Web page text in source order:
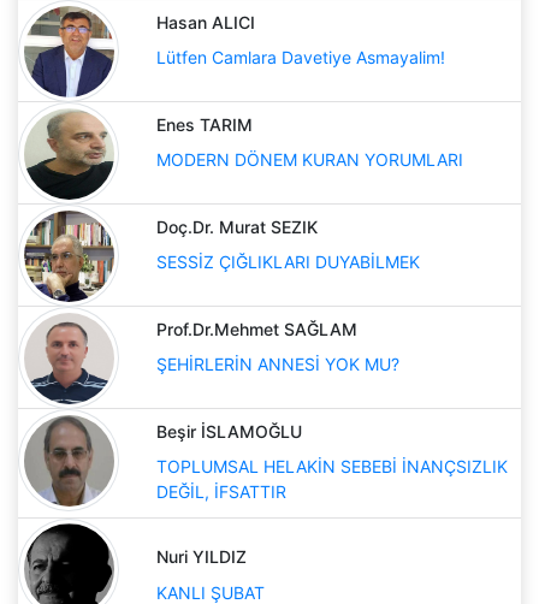
Hasan ALICI
Lütfen Camlara Davetiye Asmayalim!
Enes TARIM
MODERN DÖNEM KURAN YORUMLARI
Doç.Dr. Murat SEZIK
SESSİZ ÇIĞLIKLARI DUYABİLMEK
Prof.Dr.Mehmet SAĞLAM
ŞEHİRLERİN ANNESİ YOK MU?
Beşir İSLAMOĞLU
TOPLUMSAL HELAKİN SEBEBİ İNANÇSIZLIK
DEĞİL, İFSATTIR
Nuri YILDIZ
KANLI ŞUBAT